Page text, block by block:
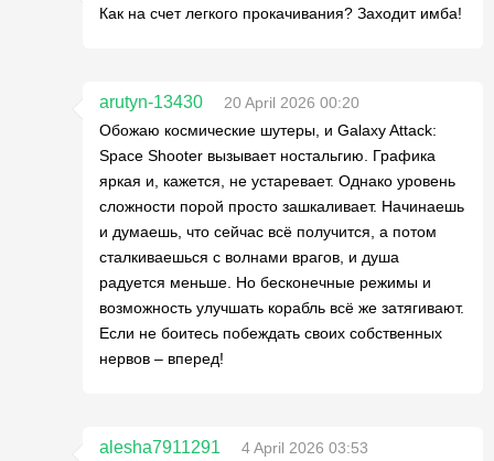
Как на счет легкого прокачивания? Заходит имба!
arutyn-13430
20 April 2026 00:20
Обожаю космические шутеры, и Galaxy Attack:
Space Shooter вызывает ностальгию. Графика
яркая и, кажется, не устаревает. Однако уровень
сложности порой просто зашкаливает. Начинаешь
и думаешь, что сейчас всё получится, а потом
сталкиваешься с волнами врагов, и душа
радуется меньше. Но бесконечные режимы и
возможность улучшать корабль всё же затягивают.
Если не боитесь побеждать своих собственных
нервов – вперед!
alesha7911291
4 April 2026 03:53